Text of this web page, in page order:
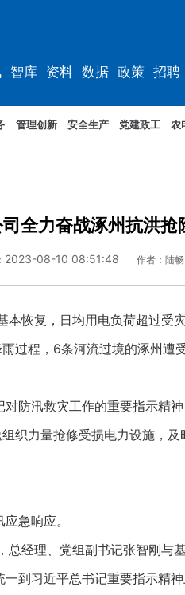
智库 资料 数据 政策 招聘
管理创新 安全生产 党建政工 农
全力奋战涿州抗洪抢
2023-08-10 08:51:48 作者：陆
恢复，日均用电负荷超过受灾
程，6条河流过境的涿州遭
汛救灾工作的重要指示精神
织力量抢修受损电力设施，
急响应。
经理、党组副书记张智刚与
到习近平总书记重要指示精